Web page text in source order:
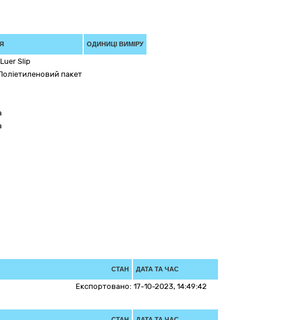
ОДИНИЦІ ВИМІРУ
Slip
пакет
СТАН ДАТА ТА ЧАС
Експортовано: 17-10-2023, 14:49:42